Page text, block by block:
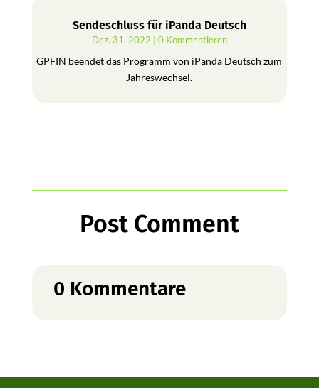
Sendeschluss für iPanda Deutsch
Dez. 31, 2022 | 0 Kommentieren
GPFIN beendet das Programm von iPanda Deutsch zum
Jahreswechsel.
Post Comment
0 Kommentare